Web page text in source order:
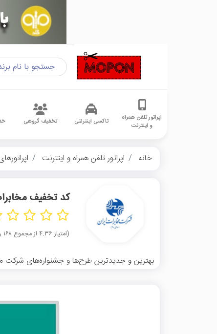
اپراتور تلفن همراه
و اینترنت
تاکسی اینترنتی تخفیف گروهی
خانه اپراتور تلفن همراه و اینترنت
کد تخفیف
(امتیاز ۴.۳۶ از مجموع ۱۶۸ رای)
بهترین و جدیدترین طرح‌ها و جشنواره‌های شرکت